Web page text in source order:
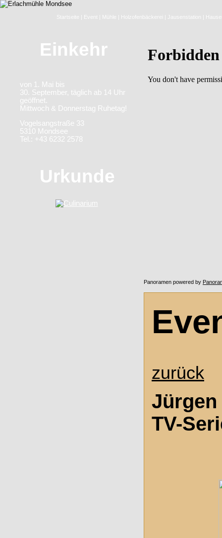
Startseite | Event | Mühle | Holzofenbäckerei | Jausenstation |
Einkehr
von 1. Mai bis
30. September, täglich ab 14 Uhr
geöffnet.
Mittwoch & Donnerstag Ruhetag!
Vogelsangstraße 33
5310 Mondsee
Tel.: +43 6232 2578
Urkunde
Panoramen powered by
zurück
Jürgen
TV-